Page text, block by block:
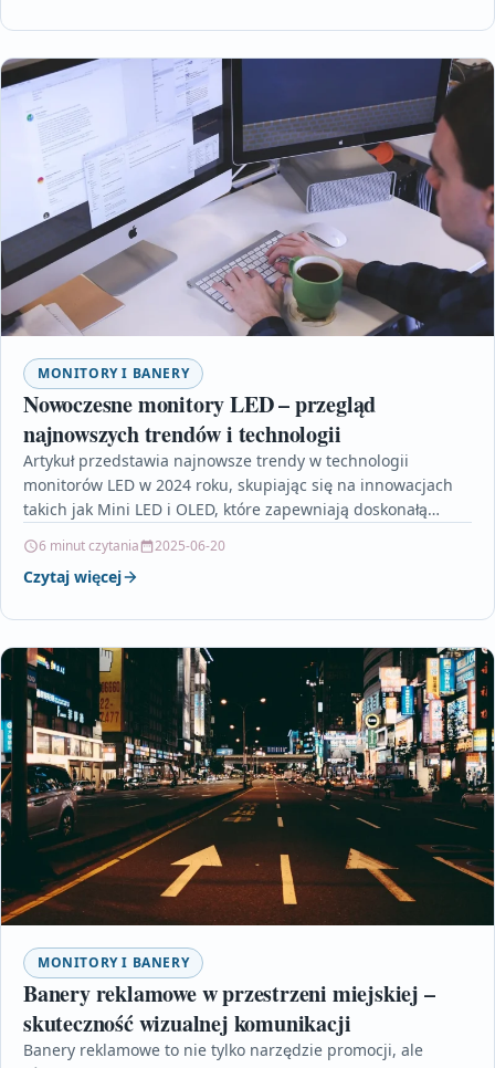
MONITORY I BANERY
Nowoczesne monitory LED – przegląd
najnowszych trendów i technologii
Artykuł przedstawia najnowsze trendy w technologii
monitorów LED w 2024 roku, skupiając się na innowacjach
takich jak Mini LED i OLED, które zapewniają doskonałą…
6 minut czytania 2025-06-20
Czytaj więcej
MONITORY I BANERY
Banery reklamowe w przestrzeni miejskiej –
skuteczność wizualnej komunikacji
Banery reklamowe to nie tylko narzędzie promocji, ale